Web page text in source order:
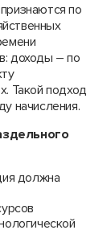
по
доходы – по
Такой подход
начисления.
должна